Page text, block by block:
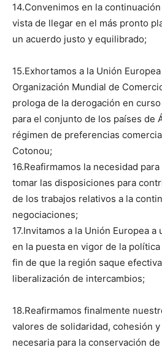
14.Convenimos en la
vista de llegar en el más pronto
un acuerdo justo y equilibrado;
15.Exhortamos a la Unión
Organización Mundial de
prologa de la derogación en
para el conjunto de los países de
régimen de preferencias
Cotonou;
16.Reafirmamos la necesidad
tomar las disposiciones para
de los trabajos relativos a la
negociaciones;
17.Invitamos a la Unión Europea
en la puesta en vigor de la
fin de que la región saque
liberalización de intercambios;
18.Reafirmamos finalmente
valores de solidaridad, cohesión
necesaria para la conservación